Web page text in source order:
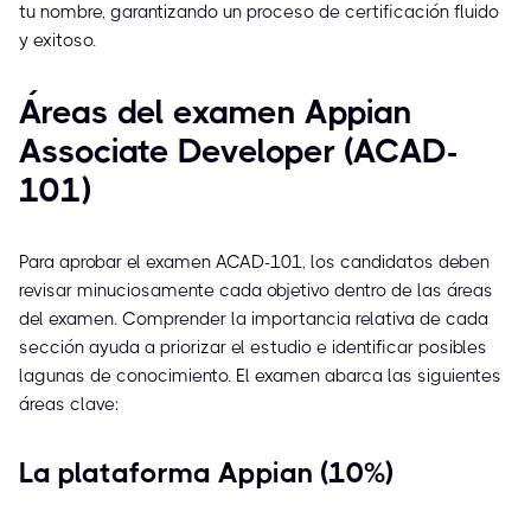
tu nombre, garantizando un proceso de certificación fluido
y exitoso.
Áreas del examen Appian
Associate Developer (ACAD-
101)
Para aprobar el examen ACAD-101, los candidatos deben
revisar minuciosamente cada objetivo dentro de las áreas
del examen. Comprender la importancia relativa de cada
sección ayuda a priorizar el estudio e identificar posibles
lagunas de conocimiento. El examen abarca las siguientes
áreas clave:
La plataforma Appian (10%)